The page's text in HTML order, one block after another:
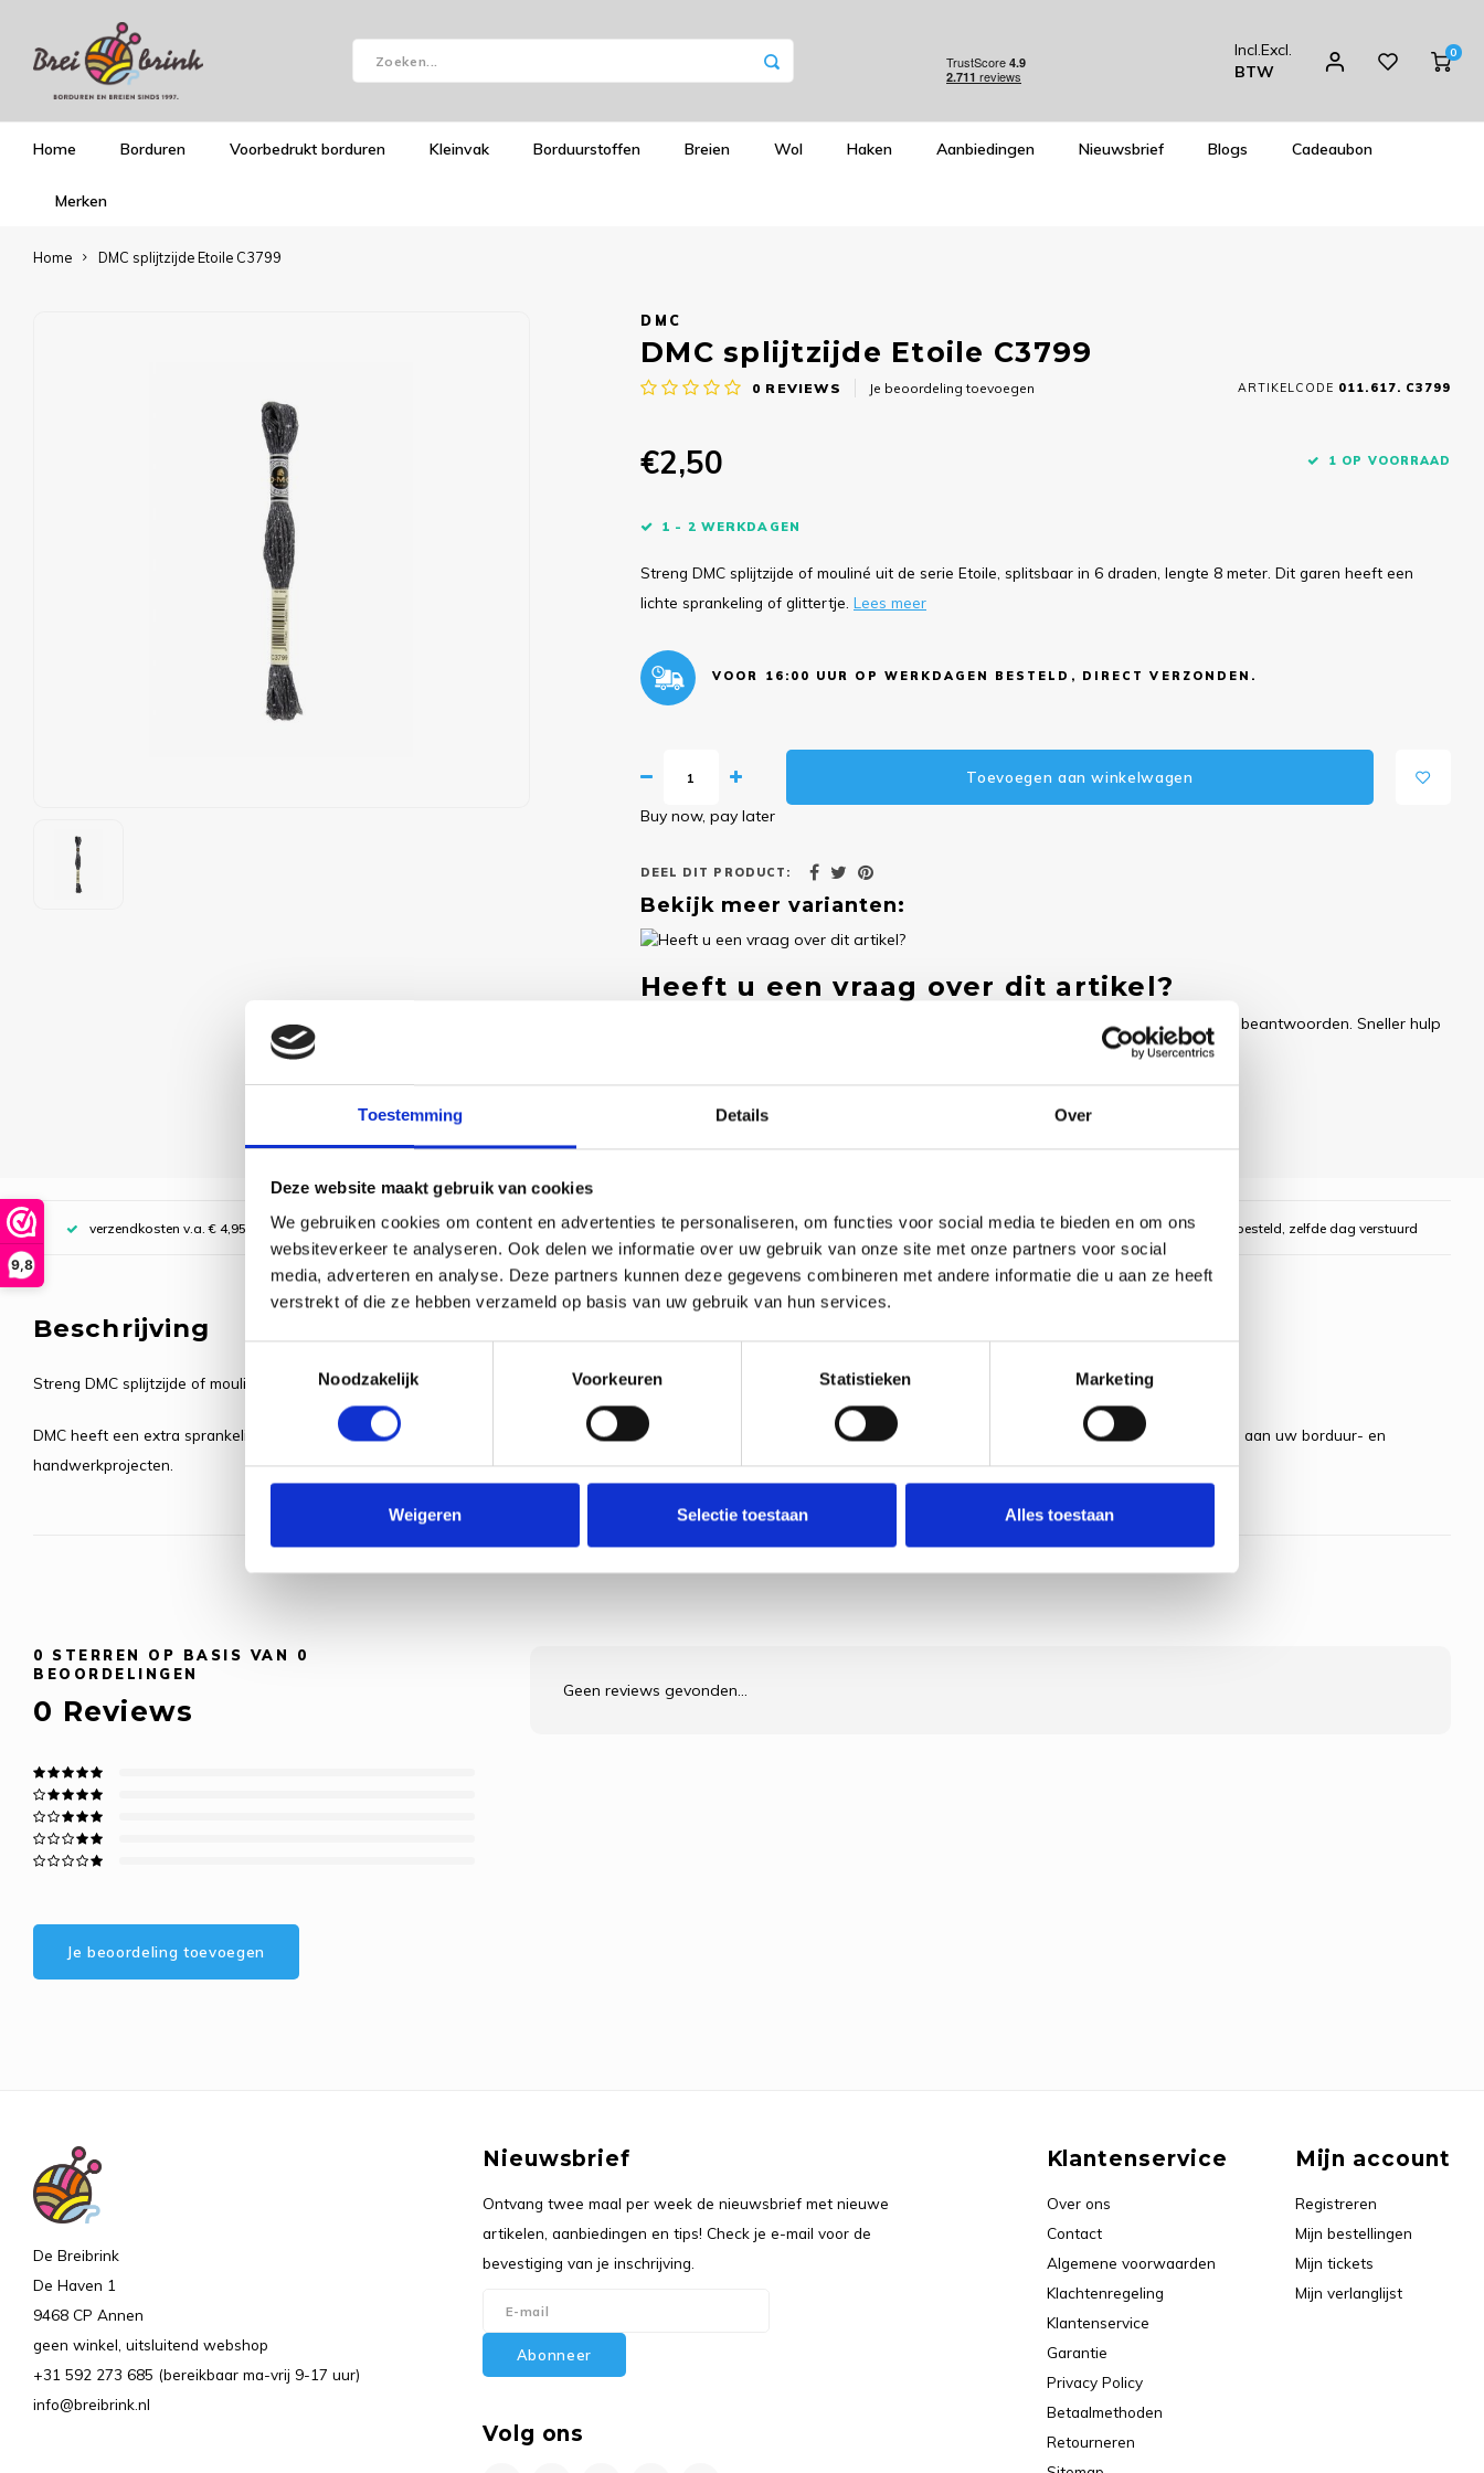
Toestemming Details Over
Deze website maakt gebruik van cookies
We gebruiken cookies om content en advertenties te personaliseren, om functies voor social media te bieden en om ons
websiteverkeer te analyseren. Ook delen we informatie over uw gebruik van onze site met onze partners voor social
media, adverteren en analyse. Deze partners kunnen deze gegevens combineren met andere informatie die u aan ze heeft
verstrekt of die ze hebben verzameld op basis van uw gebruik van hun services.
Noodzakelijk
Voorkeuren Statistieken Marketing
Weigeren Selectie toestaan Alles toestaan
9,8
Incl.Excl.
BTW
0
Home Borduren Voorbedrukt borduren Kleinvak Borduurstoffen Breien Wol Haken Aanbiedingen Nieuwsbrief Blogs Cadeaubon
Merken
Home DMC splijtzijde Etoile C3799
DMC
DMC splijtzijde Etoile C3799
0 REVIEWS Je beoordeling toevoegen ARTIKELCODE 011.617. C3799
€2,50 1 OP VOORRAAD
1 - 2 WERKDAGEN
Streng DMC splijtzijde of mouliné uit de serie Etoile, splitsbaar in 6 draden, lengte 8 meter. Dit garen heeft een
lichte sprankeling of glittertje. Lees meer
VOOR 16:00 UUR OP WERKDAGEN BESTELD, DIRECT VERZONDEN.
Toevoegen aan winkelwagen
Buy now, pay later
DEEL DIT PRODUCT:
Bekijk meer varianten:
Heeft u een vraag over dit artikel?
Onze medewerker helpt u met plezier! We proberen uw e-mail zo snel mogelijk te beantwoorden. Sneller hulp
verzendkosten v.a. € 4,95, boven € 70,00 gratis (NL) Goedgekeurd door Webwinkelkeur betaling achteraf mogelijk Voor 16:00 uur besteld, zelfde dag verstuurd
Beschrijving
Streng DMC splijtzijde of mouliné uit de serie Etoile, splitsbaar in 6 draden, lengte 8 meter. Dit garen heeft een lichte sprankeling of glittertje.
DMC heeft een extra sprankeling aan hun katoenen strengen toegevoegd, Etoile is een reeks van 35 superzachte, sprankelende tinten om een klein glittertje toe te voegen aan uw borduur- en
handwerkprojecten.
0 STERREN OP BASIS VAN 0
BEOORDELINGEN
0 Reviews
Je beoordeling toevoegen
Geen reviews gevonden...
De Breibrink
De Haven 1
9468 CP Annen
geen winkel, uitsluitend webshop
+31 592 273 685 (bereikbaar ma-vrij 9-17 uur)
info@breibrink.nl
Nieuwsbrief
Ontvang twee maal per week de nieuwsbrief met nieuwe
artikelen, aanbiedingen en tips! Check je e-mail voor de
bevestiging van je inschrijving.
Abonneer
Volg ons
Klantenservice
Over ons
Contact
Algemene voorwaarden
Klachtenregeling
Klantenservice
Garantie
Privacy Policy
Betaalmethoden
Retourneren
Mijn account
Registreren
Mijn bestellingen
Mijn tickets
Mijn verlanglijst